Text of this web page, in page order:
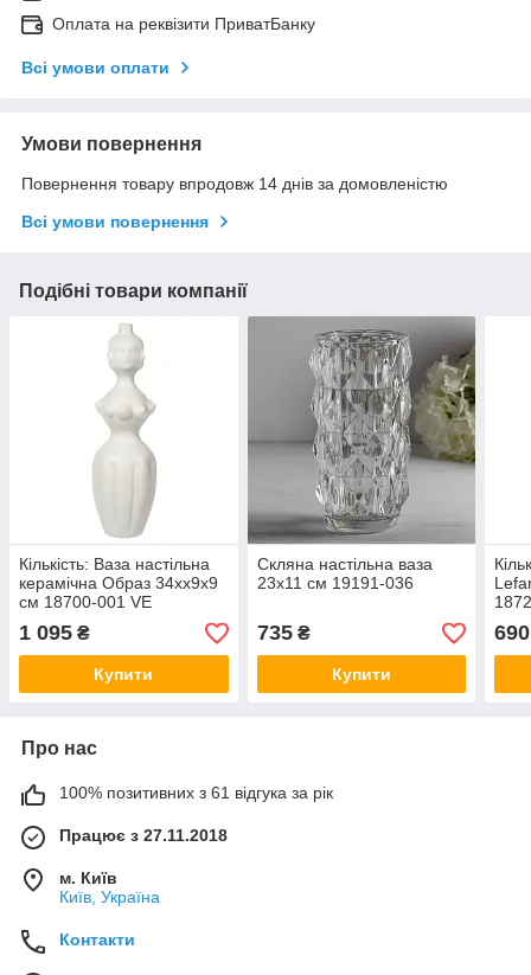
Оплата на реквізити ПриватБанку
Всі умови оплати
Умови повернення
Повернення товару впродовж 14 днів за домовленістю
Всі умови повернення
Подібні товари компанії
Кількість: Ваза настільна
керамічна Образ 34хх9х9
см 18700-001 VE
1 095 ₴
Купити
Скляна настільна ваза
23х11 см 19191-036
735₴
Купити
690
Про нас
100% позитивних з 61 відгука за рік
Працює з 27.11.2018
м. Київ
Київ, Україна
Контакти